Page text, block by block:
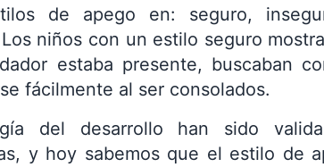
de apego en: seguro,
niños con un estilo seguro
estaba presente, buscaban
fácilmente al ser consolados.
del desarrollo han sido
y hoy sabemos que el estilo de